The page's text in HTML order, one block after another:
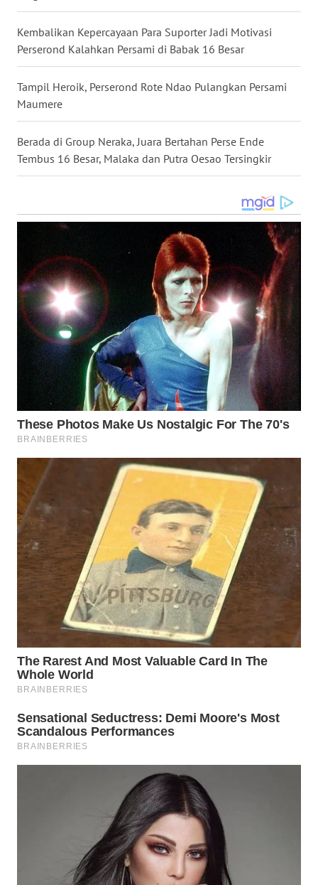
Kembalikan Kepercayaan Para Suporter Jadi Motivasi
Perserond Kalahkan Persami di Babak 16 Besar
Tampil Heroik, Perserond Rote Ndao Pulangkan Persami
Maumere
Berada di Group Neraka, Juara Bertahan Perse Ende
Tembus 16 Besar, Malaka dan Putra Oesao Tersingkir
DAIRI
DANAU
TOBA
WN
NIAS
TAPANULI
SELATAN
WN
TANJUNG
LESUNG
WN
KARO
WN
LABUHANBATU
TAPANULI
TENGAH
WN DELI
SERDANG
WN
TEBING
TINGGI
WN
PAKPAK